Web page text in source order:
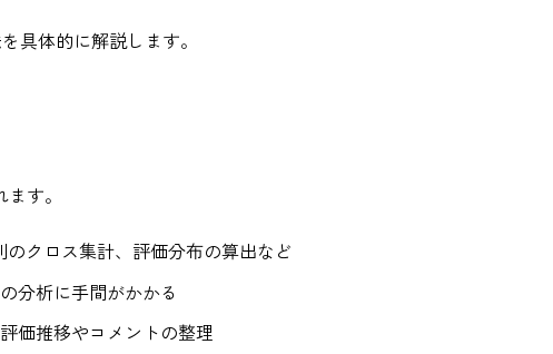
具体的に解説します。
す。
クロス集計、評価分布の算出など
分析に手間がかかる
価推移やコメントの整理